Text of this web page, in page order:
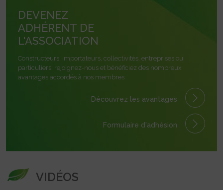
DEVENEZ
ADHÉRENT DE
L'ASSOCIATION
Constructeurs, importateurs, collectivités, entreprises ou
particuliers, rejoignez-nous et bénéficiez des nombreux
avantages accordés à nos membres.
Découvrez les avantages
Formulaire d'adhésion
VIDÉOS